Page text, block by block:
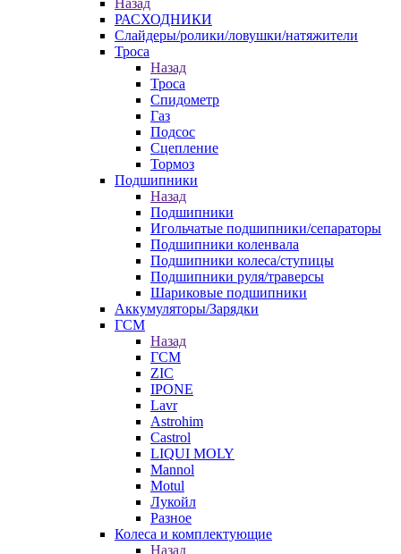
Назад
РАСХОДНИКИ
Слайдеры/ролики/ловушки/натяжители
Троса
Назад
Троса
Спидометр
Газ
Подсос
Сцепление
Тормоз
Подшипники
Назад
Подшипники
Игольчатые подшипники/сепараторы
Подшипники коленвала
Подшипники колеса/ступицы
Подшипники руля/траверсы
Шариковые подшипники
Аккумуляторы/Зарядки
ГСМ
Назад
ГСМ
ZIC
IPONE
Lavr
Astrohim
Castrol
LIQUI MOLY
Mannol
Motul
Лукойл
Разное
Колеса и комплектующие
Назад